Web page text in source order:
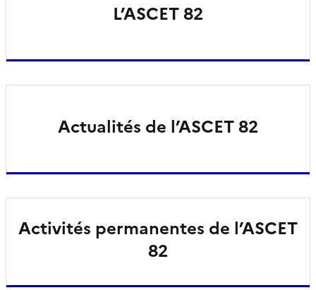
L’ASCET 82
Actualités de l’ASCET 82
Activités permanentes de l’ASCET
82